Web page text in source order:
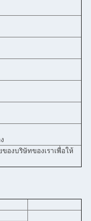
องบริษัทของเราเพื่อให้